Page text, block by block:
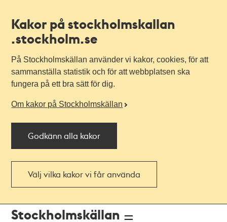
Kakor på stockholmskallan
.stockholm.se
På Stockholmskällan använder vi kakor, cookies, för att
sammanställa statistik och för att webbplatsen ska
fungera på ett bra sätt för dig.
Om kakor på Stockholmskällan
Godkänn alla kakor
Välj vilka kakor vi får använda
Stockholmskällan